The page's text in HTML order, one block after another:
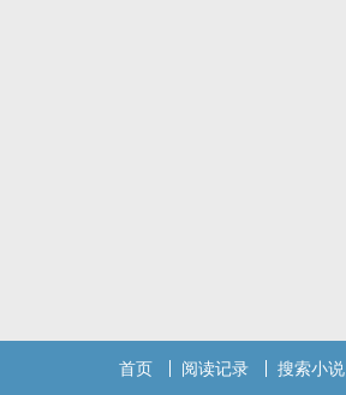
首页 阅读记录 搜索小说